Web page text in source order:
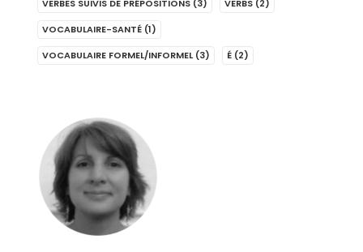
VERBES SUIVIS DE PRÉPOSITIONS (3) VERBS (2)
VOCABULAIRE-SANTÉ (1)
VOCABULAIRE FORMEL/INFORMEL (3) É (2)